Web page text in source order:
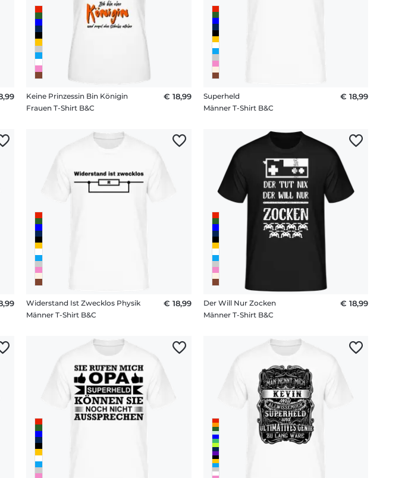
Keine Prinzessin Bin Königin
Frauen T-Shirt B&C
€ 18,99
Superheld
Männer T-Shirt B&C
€ 18,99
Widerstand Ist Zwecklos Physik
Männer T-Shirt B&C
€ 18,99
Der Will Nur Zocken
Männer T-Shirt B&C
€ 18,99